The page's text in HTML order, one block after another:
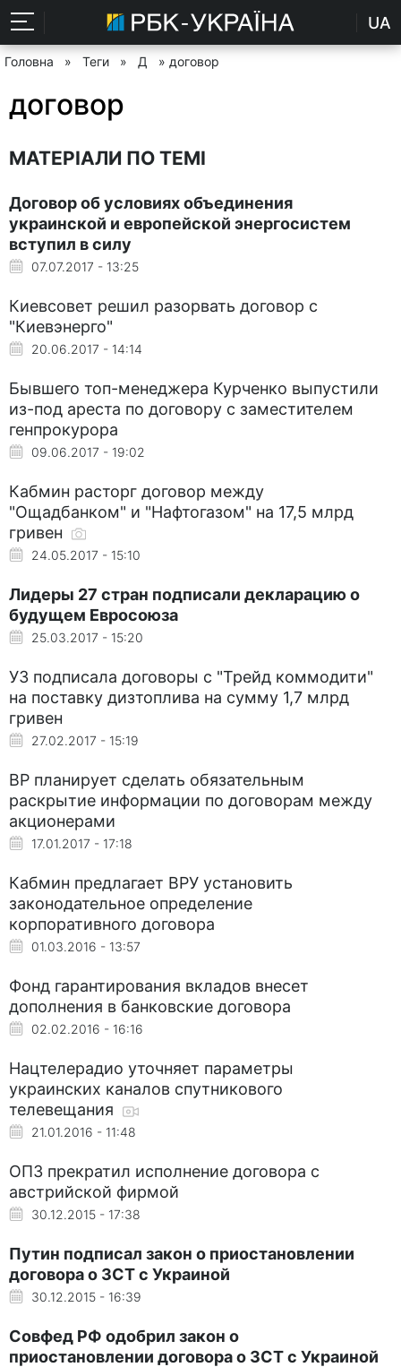
UA
Головна » Теги » Д » договор
договор
МАТЕРІАЛИ ПО ТЕМІ
Договор об условиях объединения
украинской и европейской энергосистем
вступил в силу
07.07.2017 - 13:25
Киевсовет решил разорвать договор с
"Киевэнерго"
20.06.2017 - 14:14
Бывшего топ-менеджера Курченко выпустили
из-под ареста по договору с заместителем
генпрокурора
09.06.2017 - 19:02
Кабмин расторг договор между
"Ощадбанком" и "Нафтогазом" на 17,5 млрд
гривен
24.05.2017 - 15:10
Лидеры 27 стран подписали декларацию о
будущем Евросоюза
25.03.2017 - 15:20
УЗ подписала договоры с "Трейд коммодити"
на поставку дизтоплива на сумму 1,7 млрд
гривен
27.02.2017 - 15:19
ВР планирует сделать обязательным
раскрытие информации по договорам между
акционерами
17.01.2017 - 17:18
Кабмин предлагает ВРУ установить
законодательное определение
корпоративного договора
01.03.2016 - 13:57
Фонд гарантирования вкладов внесет
дополнения в банковские договора
02.02.2016 - 16:16
Нацтелерадио уточняет параметры
украинских каналов спутникового
телевещания
21.01.2016 - 11:48
ОПЗ прекратил исполнение договора с
австрийской фирмой
30.12.2015 - 17:38
Путин подписал закон о приостановлении
договора о ЗСТ с Украиной
30.12.2015 - 16:39
Совфед РФ одобрил закон о
приостановлении договора о ЗСТ с Украиной